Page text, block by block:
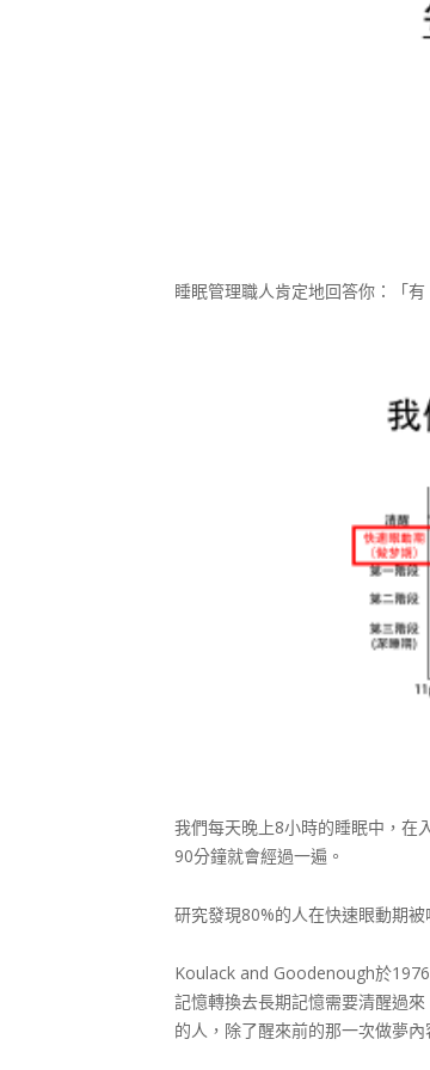
睡眠管理職人肯定地回答你：「有
我們每天晚上8小時的睡眠中，在
90分鐘就會經過一遍。
研究發現80%的人在快速眼動期
Koulack and Goodenough於
記憶轉換去長期記憶需要清醒過
的人，除了醒來前的那一次做夢